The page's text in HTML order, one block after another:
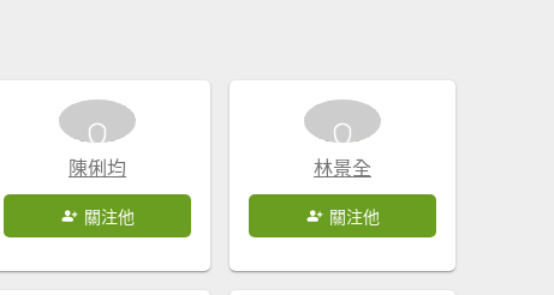
陳俐均
關注他
林景全
關注他